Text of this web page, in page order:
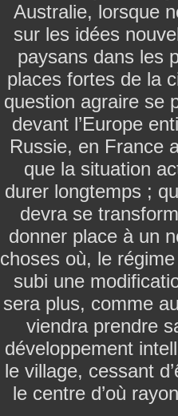
Australie, lorsque
sur les idées
paysans dans les
places fortes de la
question agraire se
devant l’Europe
Russie, en France
que la situation
durer longtemps ;
devra se
donner place à un
choses où, le
subi une
sera plus, comme
viendra prendre
développement
le village, cessant
le centre d’où